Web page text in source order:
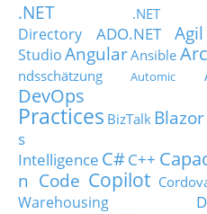
.NET .NET
Directory
ADO.NET Agil
StudioAngularAnsible
ndsschätzung
Automic
DevOps
Practices BizTalk Blazor
s
Intelligence C#C++
n Code Copilot
Warehousing